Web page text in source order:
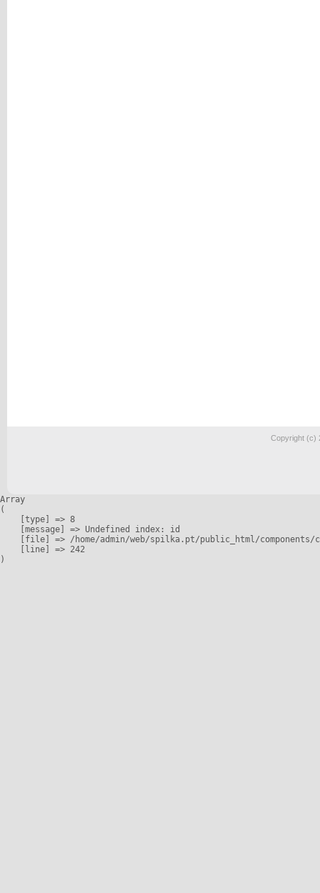
Copyright (c)
Array
(
    [type] => 8
    [message] => Undefined index: id
[file] => /home/admin/web/spilka.pt/public_html/
    [line] => 242